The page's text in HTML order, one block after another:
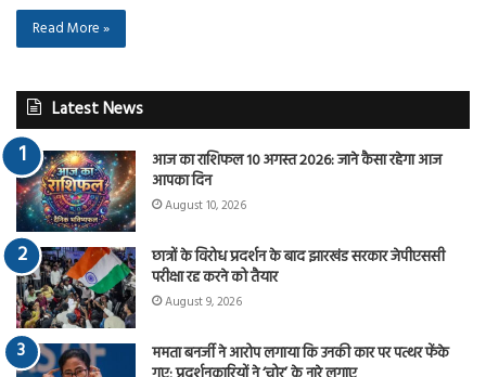
Read More »
Latest News
आज का राशिफल 10 अगस्त 2026: जाने कैसा रहेगा आज
आपका दिन
August 10, 2026
छात्रों के विरोध प्रदर्शन के बाद झारखंड सरकार जेपीएससी
परीक्षा रद्द करने को तैयार
August 9, 2026
ममता बनर्जी ने आरोप लगाया कि उनकी कार पर पत्थर फेंके